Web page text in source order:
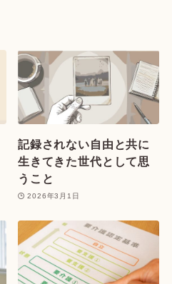
記録されない自由と共に
生きてきた世代として思
うこと
2026年3月1日